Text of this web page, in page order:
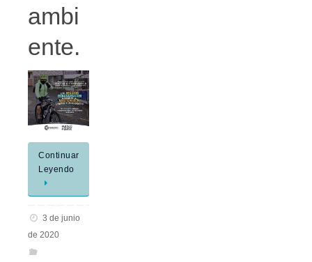
ambi
ente.
Continuar
Leyendo
3 de junio
de 2020